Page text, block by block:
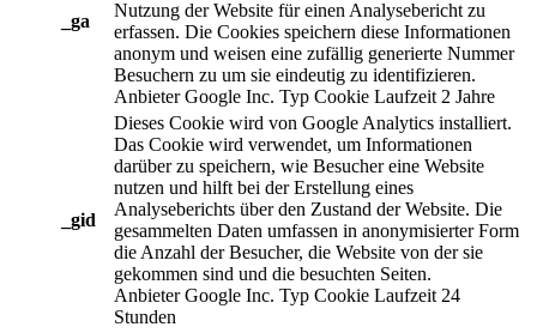
_ga
Nutzung der Website für einen Analysebericht zu
erfassen. Die Cookies speichern diese Informationen
anonym und weisen eine zufällig generierte Nummer
Besuchern zu um sie eindeutig zu identifizieren.
Anbieter Google Inc. Typ Cookie Laufzeit 2 Jahre
_gid
Dieses Cookie wird von Google Analytics installiert.
Das Cookie wird verwendet, um Informationen
darüber zu speichern, wie Besucher eine Website
nutzen und hilft bei der Erstellung eines
Analyseberichts über den Zustand der Website. Die
gesammelten Daten umfassen in anonymisierter Form
die Anzahl der Besucher, die Website von der sie
gekommen sind und die besuchten Seiten.
Anbieter Google Inc. Typ Cookie Laufzeit 24
Stunden